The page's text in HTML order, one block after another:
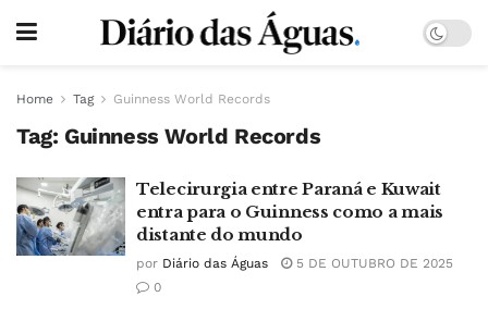
Home Tag Guinness World Records
Tag: Guinness World Records
Telecirurgia entre Paraná e Kuwait
entra para o Guinness como a mais
distante do mundo
por Diário das Águas
5 DE OUTUBRO DE 2025
0